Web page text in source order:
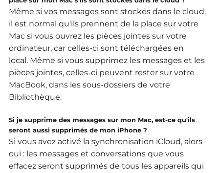
Même si vos messages sont stockés dans le cloud,
il est normal qu'ils prennent de la place sur votre
Mac si vous ouvrez les pièces jointes sur votre
ordinateur, car celles-ci sont téléchargées en
local. Même si vous supprimez les messages et les
pièces jointes, celles-ci peuvent rester sur votre
MacBook, dans les sous-dossiers de votre
Bibliothèque.
Si je supprime des messages sur mon Mac, est-ce qu'ils
seront aussi supprimés de mon iPhone ?
Si vous avez activé la synchronisation iCloud, alors
oui : les messages et conversations que vous
effacez seront supprimés de tous les appareils qui